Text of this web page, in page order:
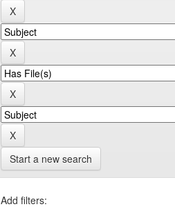
Start a new search
Add filters: